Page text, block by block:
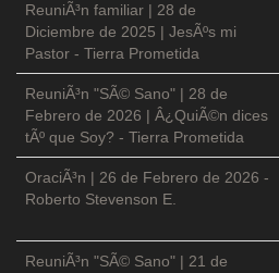
ReuniÃ³n familiar | 28 de
Diciembre de 2025 | JesÃºs mi
Pastor - Tierra Prometida
ReuniÃ³n "SÃ© Sano" | 28 de
Febrero de 2026 | Â¿QuiÃ©n dices
tÃº que Soy? - Tierra Prometida
OraciÃ³n | 26 de Febrero de 2026 -
Roberto Stevenson E.
ReuniÃ³n "SÃ© Sano" | 21 de